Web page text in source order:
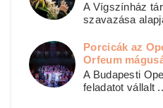
A Vígszínház
szavazása
Porcicák az
Orfeum
A Budapesti
feladatot vállalt